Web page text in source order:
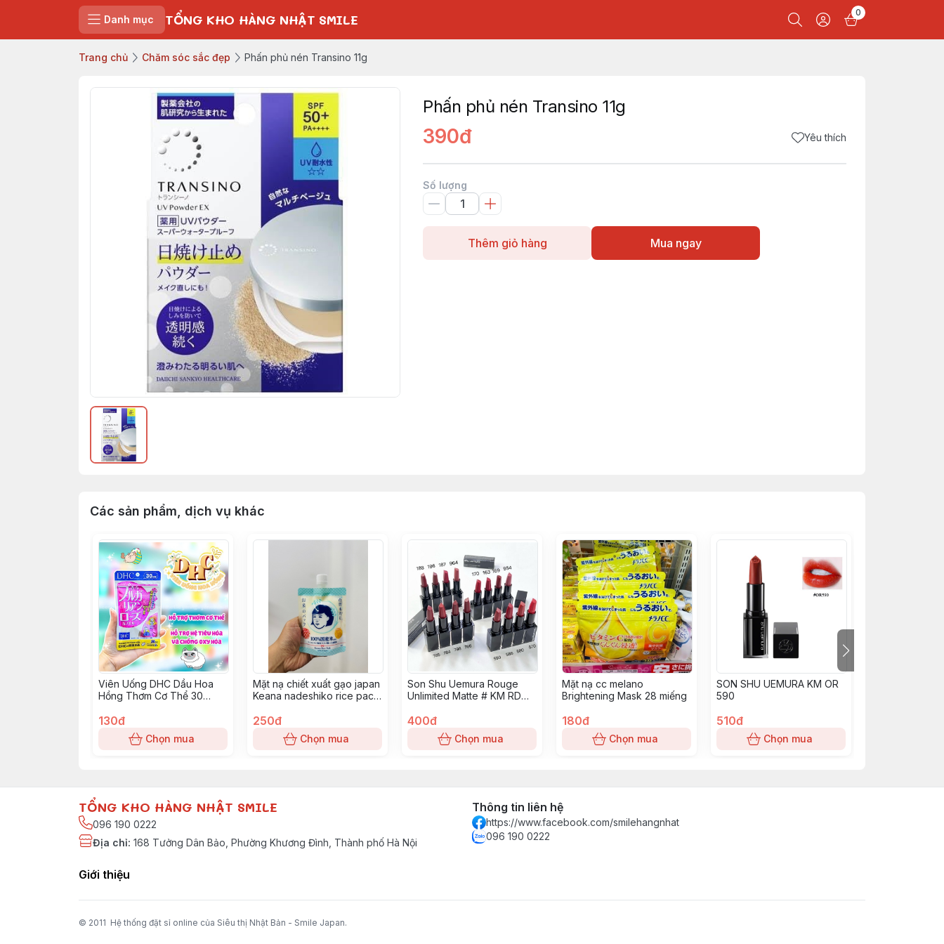
Danh mục TỔNG KHO HÀNG NHẬT SMILE 0
Trang chủ Chăm sóc sắc đẹp Phấn phủ nén Transino 11g
Phấn phủ nén Transino 11g
390đ Yêu thích
Số lượng
Thêm giỏ hàng Mua ngay
Các sản phẩm, dịch vụ khác
Viên Uống DHC Dầu Hoa
Hồng Thơm Cơ Thể 30
130đ
Chọn mua
Mặt nạ chiết xuất gạo japan
Keana nadeshiko rice pack
250đ
Chọn mua
Son Shu Uemura Rouge
Unlimited Matte # KM RD
400đ
Chọn mua
Mặt nạ cc melano
Brightening Mask 28 miếng
180đ
Chọn mua
SON SHU UEMURA KM OR
590
510đ
Chọn mua
TỔNG KHO HÀNG NHẬT SMILE
096 190 0222
Địa chỉ: 168 Tưởng Dân Bảo, Phường Khương Đình, Thành phố Hà Nội
Thông tin liên hệ
https://www.facebook.com/smilehangnhat
096 190 0222
Giới thiệu
© 2011 Hệ thống đặt sỉ online của Siêu thị Nhật Bản - Smile Japan.